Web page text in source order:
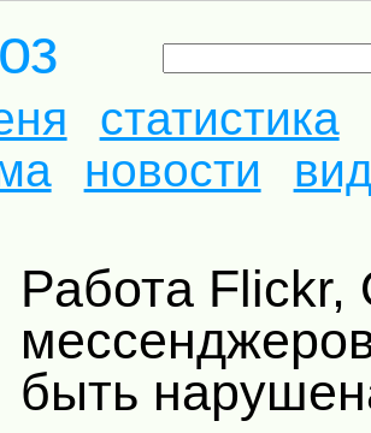
статистика
новости
Работа Flickr, OneDrive и
быть